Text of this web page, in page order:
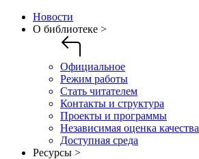
Новости
О библиотеке >
Официальное
Режим работы
Стать читателем
Контакты и структура
Проекты и программы
Независимая оценка качества
Доступная среда
Ресурсы >